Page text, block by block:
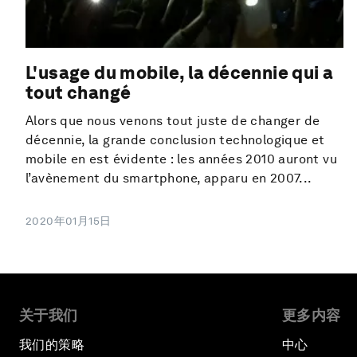
L'usage du mobile, la décennie qui a
tout changé
Alors que nous venons tout juste de changer de
décennie, la grande conclusion technologique et
mobile en est évidente : les années 2010 auront vu
l’avènement du smartphone, apparu en 2007...
2020年01月15日
关于我们
我们的策略
更多内容
中心